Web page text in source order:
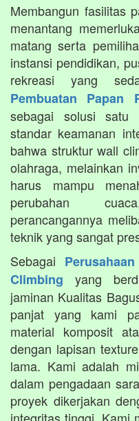
Membangun fasilitas
menantang
matang serta
instansi pendidikan,
rekreasi yang
Pembuatan Papan
sebagai solusi satu
standar keamanan
bahwa struktur wall
olahraga, melainkan
harus mampu
perubahan
perancangannya
teknik yang sangat
Sebagai
Climbing yang
jaminan Kualitas
panjat yang kami
material komposit
dengan lapisan
lama. Kami adalah
dalam pengadaan
proyek dikerjakan
integritas tinggi. Kami